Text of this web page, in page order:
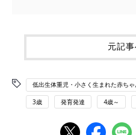
元記
低出生体重児・小さく生まれた赤ちゃ
3歳 発育発達 4歳～